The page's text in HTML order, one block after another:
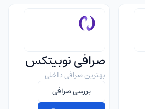
صرافی نوبیتکس
بهترین صرافی داخلی
بررسی صرافی